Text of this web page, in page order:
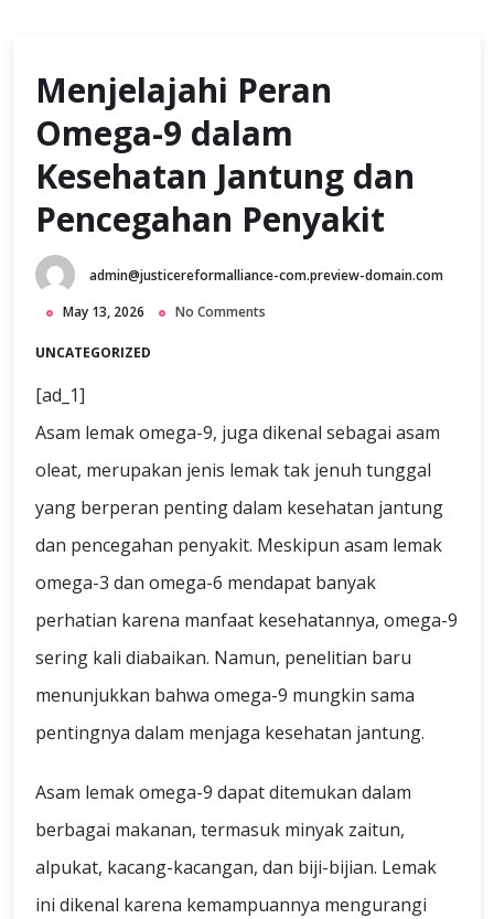
Menjelajahi Peran
Omega-9 dalam
Kesehatan Jantung dan
Pencegahan Penyakit
admin@justicereformalliance-com.preview-domain.com
May 13, 2026
No Comments
UNCATEGORIZED
[ad_1]
Asam lemak omega-9, juga dikenal sebagai asam
oleat, merupakan jenis lemak tak jenuh tunggal
yang berperan penting dalam kesehatan jantung
dan pencegahan penyakit. Meskipun asam lemak
omega-3 dan omega-6 mendapat banyak
perhatian karena manfaat kesehatannya, omega-9
sering kali diabaikan. Namun, penelitian baru
menunjukkan bahwa omega-9 mungkin sama
pentingnya dalam menjaga kesehatan jantung.
Asam lemak omega-9 dapat ditemukan dalam
berbagai makanan, termasuk minyak zaitun,
alpukat, kacang-kacangan, dan biji-bijian. Lemak
ini dikenal karena kemampuannya mengurangi